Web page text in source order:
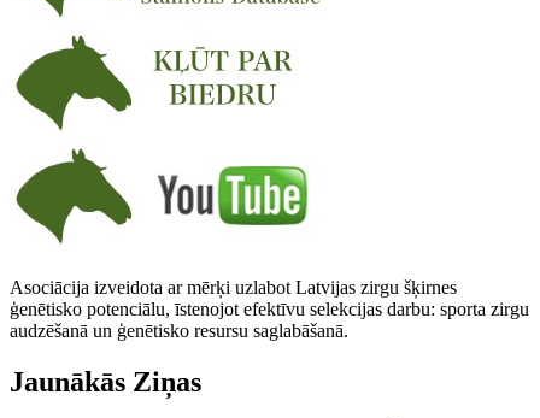
Asociācija izveidota ar mērķi uzlabot Latvijas zirgu šķirnes
ģenētisko potenciālu, īstenojot efektīvu selekcijas darbu: sporta zirgu
audzēšanā un ģenētisko resursu saglabāšanā.
Jaunākās Ziņas